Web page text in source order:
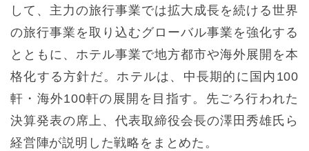
して、主力の旅行事業では拡大成長を続ける世界
の旅行事業を取り込むグローバル事業を強化する
とともに、ホテル事業で地方都市や海外展開を本
格化する方針だ。ホテルは、中長期的に国内100
軒・海外100軒の展開を目指す。先ごろ行われた
決算発表の席上、代表取締役会長の澤田秀雄氏ら
経営陣が説明した戦略をまとめた。